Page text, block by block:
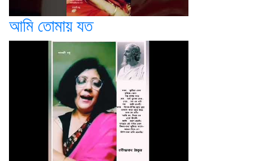
আমি তোমায় যত